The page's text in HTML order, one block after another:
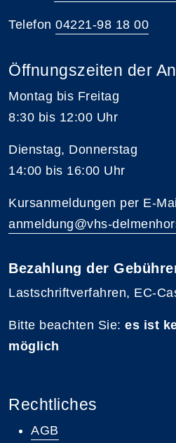
Telefon 04221-98 18 00
Öffnungszeiten der
Montag bis Freitag
8:30 bis 12:00 Uhr
Dienstag, Donnerstag
14:00 bis 16:00 Uhr
Kursanmeldungen per E-
anmeldung@vhs-
Bezahlung der
Lastschriftverfahren, EC-
Bitte beachten Sie: es ist
möglich
Rechtliches
AGB